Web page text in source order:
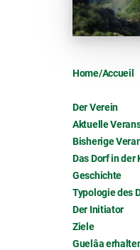
Home/Accueil
Der Verein
Aktuelle
Bisherige
Das Dorf in der
Geschichte
Typologie des
Der Initiator
Ziele
Guelâa